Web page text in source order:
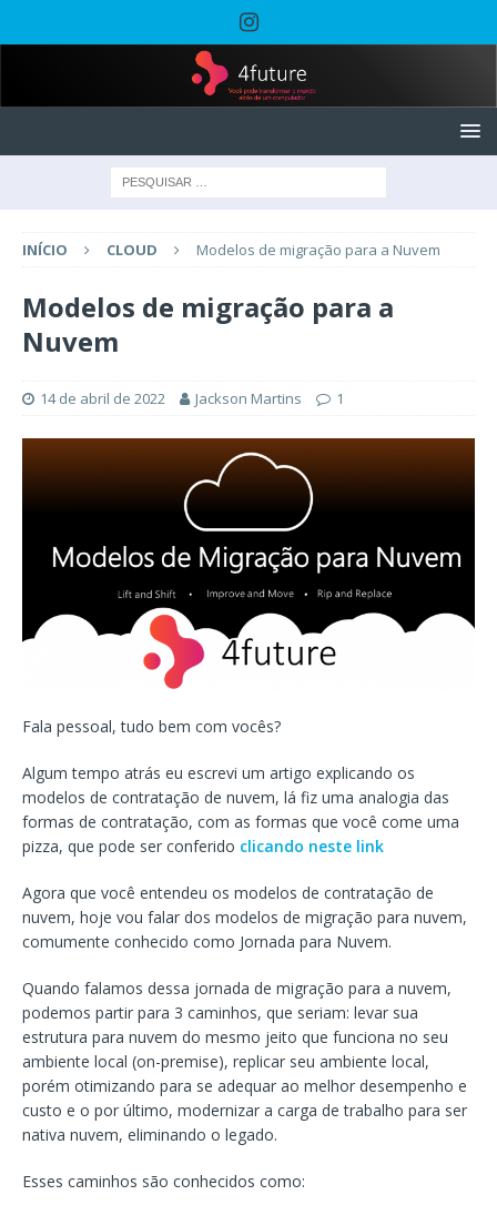
INÍCIO CLOUD Modelos de migração para a Nuvem
Modelos de migração para a
Nuvem
14 de abril de 2022 Jackson Martins 1
Fala pessoal, tudo bem com vocês?
Algum tempo atrás eu escrevi um artigo explicando os
modelos de contratação de nuvem, lá fiz uma analogia das
formas de contratação, com as formas que você come uma
pizza, que pode ser conferido clicando neste link
Agora que você entendeu os modelos de contratação de
nuvem, hoje vou falar dos modelos de migração para nuvem,
comumente conhecido como Jornada para Nuvem.
Quando falamos dessa jornada de migração para a nuvem,
podemos partir para 3 caminhos, que seriam: levar sua
estrutura para nuvem do mesmo jeito que funciona no seu
ambiente local (on-premise), replicar seu ambiente local,
porém otimizando para se adequar ao melhor desempenho e
custo e o por último, modernizar a carga de trabalho para ser
nativa nuvem, eliminando o legado.
Esses caminhos são conhecidos como: